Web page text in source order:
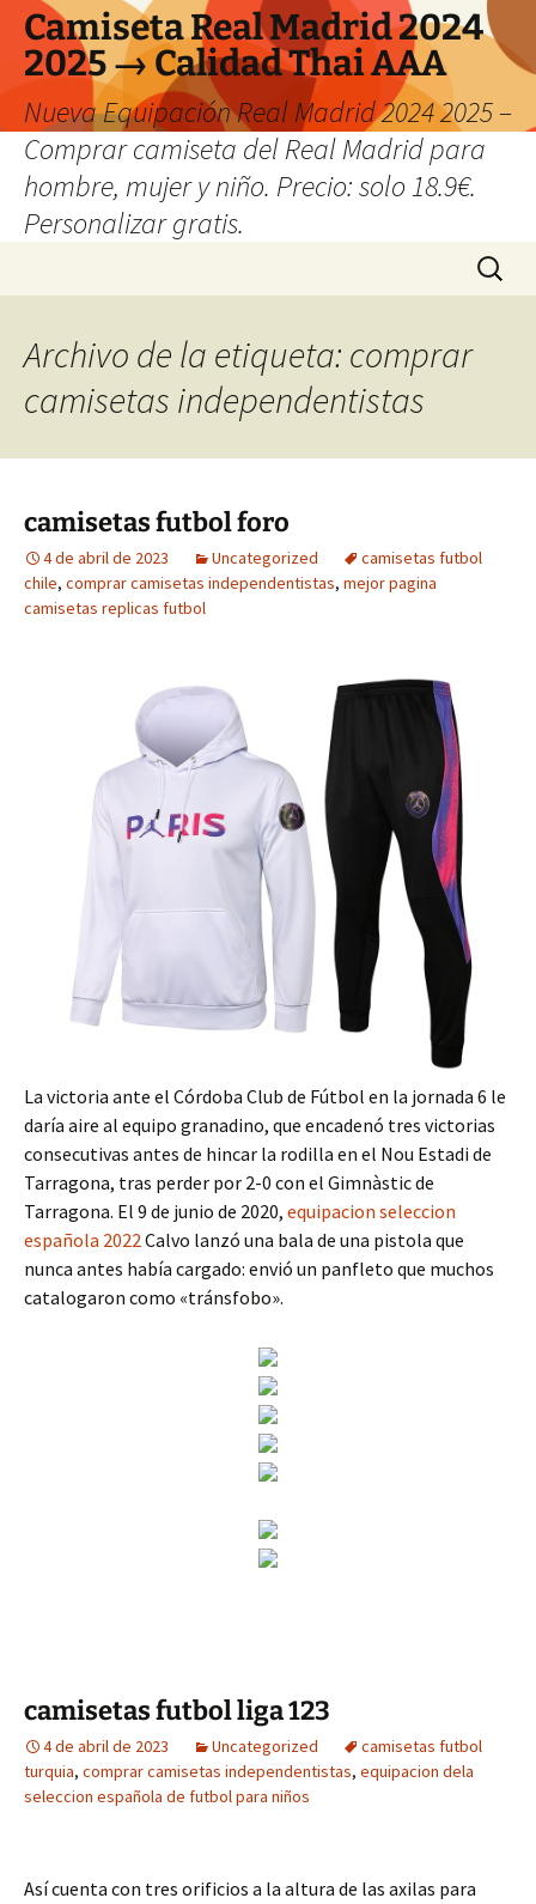
Camiseta Real Madrid 2024
2025 → Calidad Thai AAA
Nueva Equipación Real Madrid 2024 2025 –
Comprar camiseta del Real Madrid para
hombre, mujer y niño. Precio: solo 18.9€.
Personalizar gratis.
Buscar:
Archivo de la etiqueta: comprar
camisetas independentistas
camisetas futbol foro
4 de abril de 2023 Uncategorized
camisetas futbol
chile, comprar camisetas independentistas, mejor pagina
camisetas replicas futbol
La victoria ante el Córdoba Club de Fútbol en la jornada 6 le
daría aire al equipo granadino, que encadenó tres victorias
consecutivas antes de hincar la rodilla en el Nou Estadi de
Tarragona, tras perder por 2-0 con el Gimnàstic de
Tarragona. El 9 de junio de 2020, equipacion seleccion
española 2022Calvo lanzó una bala de una pistola que
nunca antes había cargado: envió un panfleto que muchos
catalogaron como «tránsfobo».
camisetas futbol liga 123
4 de abril de 2023 Uncategorized
camisetas futbol
turquia, comprar camisetas independentistas, equipacion dela
seleccion española de futbol para niños
Así cuenta con tres orificios a la altura de las axilas para